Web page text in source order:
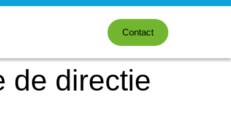
Contact
de directie